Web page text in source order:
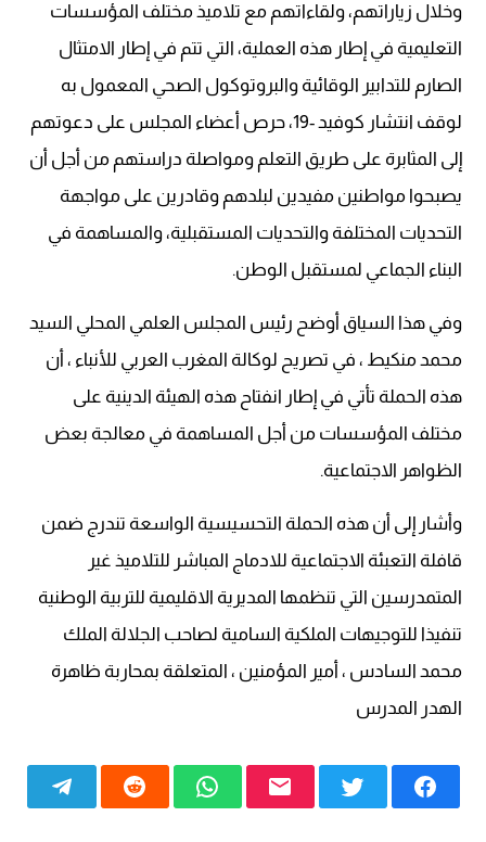
وخلال زياراتهم، ولقاءاتهم مع تلاميذ مختلف المؤسسات
التعليمية في إطار هذه العملية، التي تتم في إطار الامتثال
الصارم للتدابير الوقائية والبروتوكول الصحي المعمول به
لوقف انتشار كوفيد -19، حرص أعضاء المجلس على دعوتهم
إلى المثابرة على طريق التعلم ومواصلة دراستهم من أجل أن
يصبحوا مواطنين مفيدين لبلدهم وقادرين على مواجهة
التحديات المختلفة والتحديات المستقبلية، والمساهمة في
البناء الجماعي لمستقبل الوطن.
وفي هذا السياق أوضح رئيس المجلس العلمي المحلي السيد
محمد منكيط ، في تصريح لوكالة المغرب العربي للأنباء ، أن
هذه الحملة تأتي في إطار انفتاح هذه الهيئة الدينية على
مختلف المؤسسات من أجل المساهمة في معالجة بعض
الظواهر الاجتماعية.
وأشار إلى أن هذه الحملة التحسيسية الواسعة تندرج ضمن
قافلة التعبئة الاجتماعية للادماج المباشر للتلاميذ غير
المتمدرسين التي تنظمها المديرية الاقليمية للتربية الوطنية
تنفيذا للتوجيهات الملكية السامية لصاحب الجلالة الملك
محمد السادس ، أمير المؤمنين ، المتعلقة بمحاربة ظاهرة
الهدر المدرس